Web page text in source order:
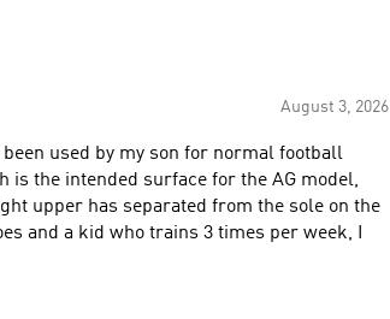
August 3, 2026
been used by my son for normal football
the intended surface for the AG model,
upper has separated from the sole on the